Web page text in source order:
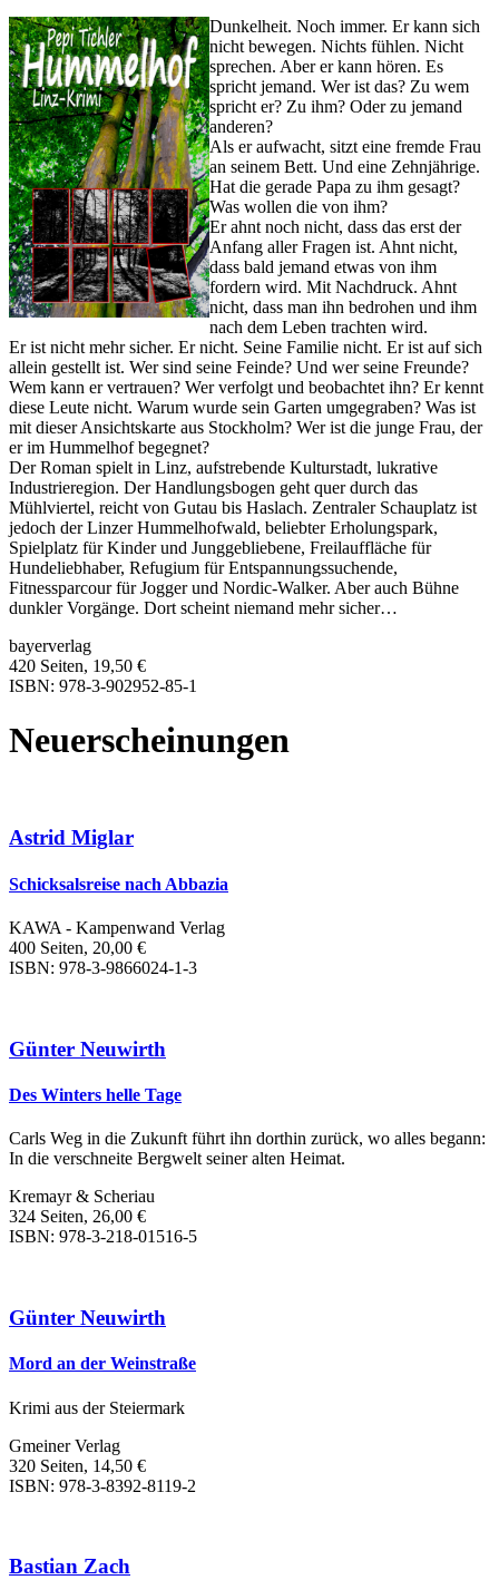
Dunkelheit. Noch immer. Er kann sich
nicht bewegen. Nichts fühlen. Nicht
sprechen. Aber er kann hören. Es
spricht jemand. Wer ist das? Zu wem
spricht er? Zu ihm? Oder zu jemand
anderen?
Als er aufwacht, sitzt eine fremde Frau
an seinem Bett. Und eine Zehnjährige.
Hat die gerade Papa zu ihm gesagt?
Was wollen die von ihm?
Er ahnt noch nicht, dass das erst der
Anfang aller Fragen ist. Ahnt nicht,
dass bald jemand etwas von ihm
fordern wird. Mit Nachdruck. Ahnt
nicht, dass man ihn bedrohen und ihm
nach dem Leben trachten wird.
Er ist nicht mehr sicher. Er nicht. Seine Familie nicht. Er ist auf sich
allein gestellt ist. Wer sind seine Feinde? Und wer seine Freunde?
Wem kann er vertrauen? Wer verfolgt und beobachtet ihn? Er kennt
diese Leute nicht. Warum wurde sein Garten umgegraben? Was ist
mit dieser Ansichtskarte aus Stockholm? Wer ist die junge Frau, der
er im Hummelhof begegnet?
Der Roman spielt in Linz, aufstrebende Kulturstadt, lukrative
Industrieregion. Der Handlungsbogen geht quer durch das
Mühlviertel, reicht von Gutau bis Haslach. Zentraler Schauplatz ist
jedoch der Linzer Hummelhofwald, beliebter Erholungspark,
Spielplatz für Kinder und Junggebliebene, Freilauffläche für
Hundeliebhaber, Refugium für Entspannungssuchende,
Fitnessparcour für Jogger und Nordic-Walker. Aber auch Bühne
dunkler Vorgänge. Dort scheint niemand mehr sicher…
bayerverlag
420 Seiten, 19,50 €
ISBN: 978-3-902952-85-1
Neuerscheinungen
Astrid Miglar
Schicksalsreise nach Abbazia
KAWA - Kampenwand Verlag
400 Seiten, 20,00 €
ISBN: 978-3-9866024-1-3
Günter Neuwirth
Des Winters helle Tage
Carls Weg in die Zukunft führt ihn dorthin zurück, wo alles begann:
In die verschneite Bergwelt seiner alten Heimat.
Kremayr & Scheriau
324 Seiten, 26,00 €
ISBN: 978-3-218-01516-5
Günter Neuwirth
Mord an der Weinstraße
Krimi aus der Steiermark
Gmeiner Verlag
320 Seiten, 14,50 €
ISBN: 978-3-8392-8119-2
Bastian Zach